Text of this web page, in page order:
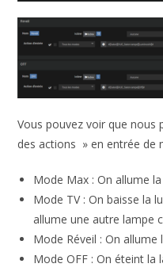
Vous pouvez voir que nous
des actions » en entrée de
Mode Max : On allume
Mode TV : On baisse la
allume une autre lampe
Mode Réveil : On allume
Mode OFF : On éteint la